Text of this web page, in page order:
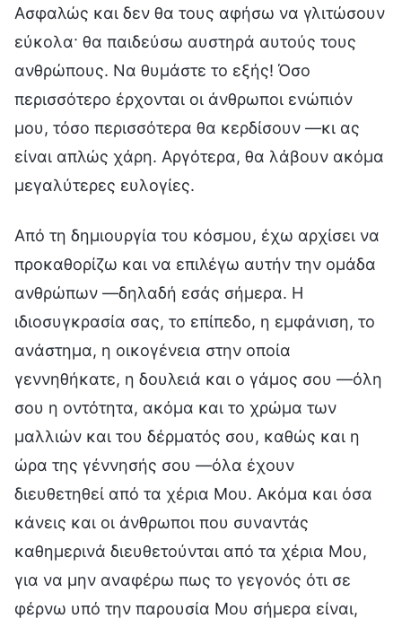
Ασφαλώς και δεν θα τους αφήσω να γλιτώσουν
εύκολα· θα παιδεύσω αυστηρά αυτούς τους
ανθρώπους. Να θυμάστε το εξής! Όσο
περισσότερο έρχονται οι άνθρωποι ενώπιόν
μου, τόσο περισσότερα θα κερδίσουν —κι ας
είναι απλώς χάρη. Αργότερα, θα λάβουν ακόμα
μεγαλύτερες ευλογίες.
Από τη δημιουργία του κόσμου, έχω αρχίσει να
προκαθορίζω και να επιλέγω αυτήν την ομάδα
ανθρώπων —δηλαδή εσάς σήμερα. Η
ιδιοσυγκρασία σας, το επίπεδο, η εμφάνιση, το
ανάστημα, η οικογένεια στην οποία
γεννηθήκατε, η δουλειά και ο γάμος σου —όλη
σου η οντότητα, ακόμα και το χρώμα των
μαλλιών και του δέρματός σου, καθώς και η
ώρα της γέννησής σου —όλα έχουν
διευθετηθεί από τα χέρια Μου. Ακόμα και όσα
κάνεις και οι άνθρωποι που συναντάς
καθημερινά διευθετούνται από τα χέρια Μου,
για να μην αναφέρω πως το γεγονός ότι σε
φέρνω υπό την παρουσία Μου σήμερα είναι,